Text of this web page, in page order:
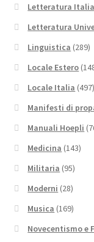
Letteratura
Letteratura
Linguistica (289)
Locale Estero
Locale Italia (497)
Manifesti di
Manuali Hoepli
Medicina (143)
Militaria (95)
Moderni (28)
Musica (169)
Novecentismo e